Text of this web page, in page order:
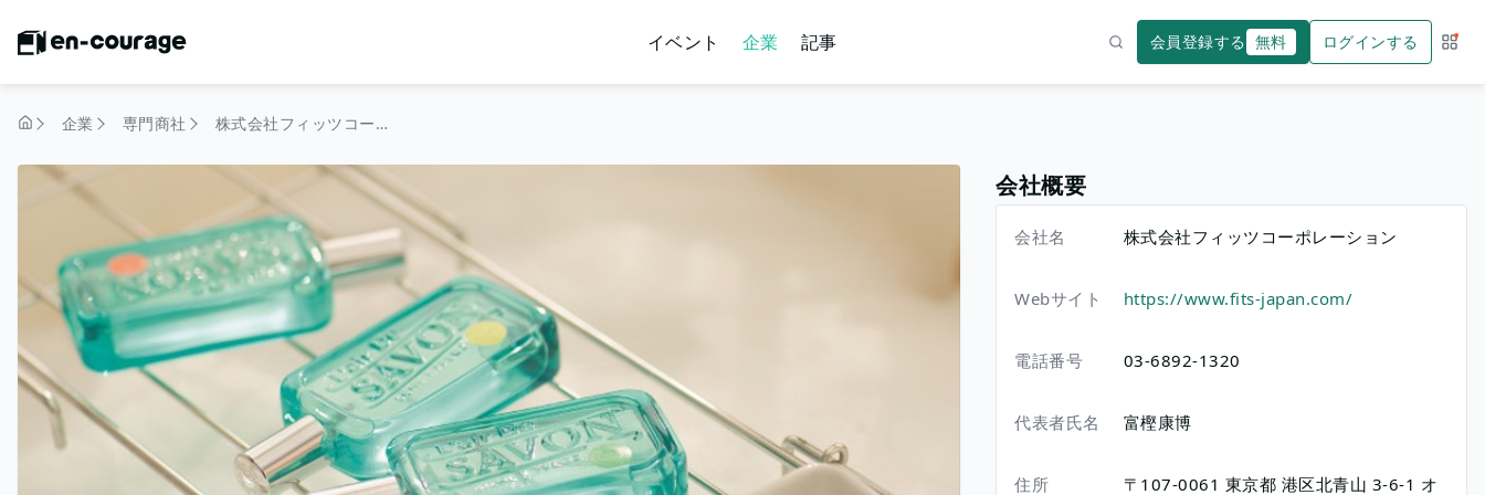
イベント 企業 記事 会員登録する 無料 ログインする サー
企業 専門商社 株式会社フィッツコーポレーション
会社概要
会社名 株式会社フィッツコーポレーション
Webサイト https://www.fits-japan.com/
電話番号 03-6892-1320
代表者氏名 富樫康博
住所 〒107-0061 東京都 港区北青山 3-6-1 オ